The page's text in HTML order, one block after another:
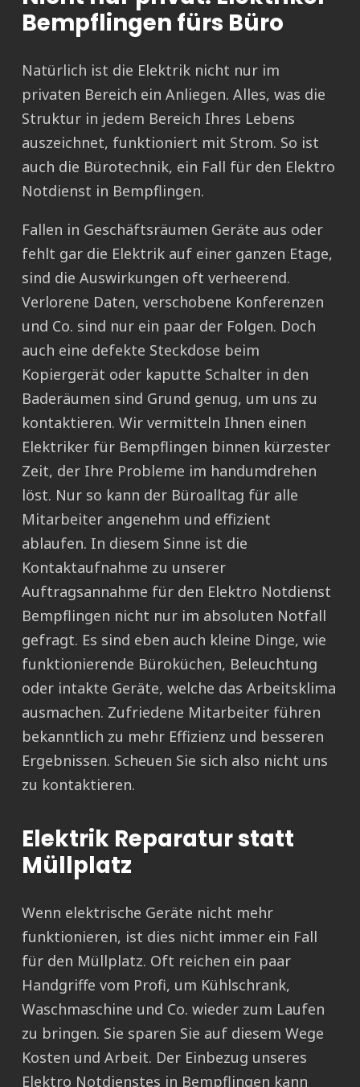
Bempflingen fürs Büro
Natürlich ist die Elektrik nicht nur im
privaten Bereich ein Anliegen. Alles, was die
Struktur in jedem Bereich Ihres Lebens
auszeichnet, funktioniert mit Strom. So ist
auch die Bürotechnik, ein Fall für den Elektro
Notdienst in Bempflingen.
Fallen in Geschäftsräumen Geräte aus oder
fehlt gar die Elektrik auf einer ganzen Etage,
sind die Auswirkungen oft verheerend.
Verlorene Daten, verschobene Konferenzen
und Co. sind nur ein paar der Folgen. Doch
auch eine defekte Steckdose beim
Kopiergerät oder kaputte Schalter in den
Baderäumen sind Grund genug, um uns zu
kontaktieren. Wir vermitteln Ihnen einen
Elektriker für Bempflingen binnen kürzester
Zeit, der Ihre Probleme im handumdrehen
löst. Nur so kann der Büroalltag für alle
Mitarbeiter angenehm und effizient
ablaufen. In diesem Sinne ist die
Kontaktaufnahme zu unserer
Auftragsannahme für den Elektro Notdienst
Bempflingen nicht nur im absoluten Notfall
gefragt. Es sind eben auch kleine Dinge, wie
funktionierende Büroküchen, Beleuchtung
oder intakte Geräte, welche das Arbeitsklima
ausmachen. Zufriedene Mitarbeiter führen
bekanntlich zu mehr Effizienz und besseren
Ergebnissen. Scheuen Sie sich also nicht uns
zu kontaktieren.
Elektrik Reparatur statt
Müllplatz
Wenn elektrische Geräte nicht mehr
funktionieren, ist dies nicht immer ein Fall
für den Müllplatz. Oft reichen ein paar
Handgriffe vom Profi, um Kühlschrank,
Waschmaschine und Co. wieder zum Laufen
zu bringen. Sie sparen Sie auf diesem Wege
Kosten und Arbeit. Der Einbezug unseres
Elektro Notdienstes in Bempflingen kann